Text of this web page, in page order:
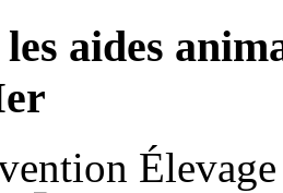
aides
Élevage